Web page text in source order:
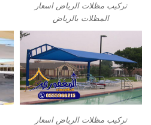
تركيب مظلات الرياض اسعار
المظلات بالرياض
تركيب مظلات الرياض اسعار